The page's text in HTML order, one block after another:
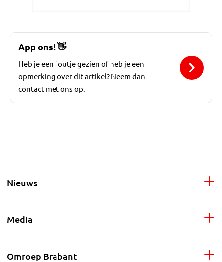
App ons!👋
Heb je een foutje gezien of heb je een
opmerking over dit artikel? Neem dan
contact met ons op.
Nieuws
Media
Omroep Brabant